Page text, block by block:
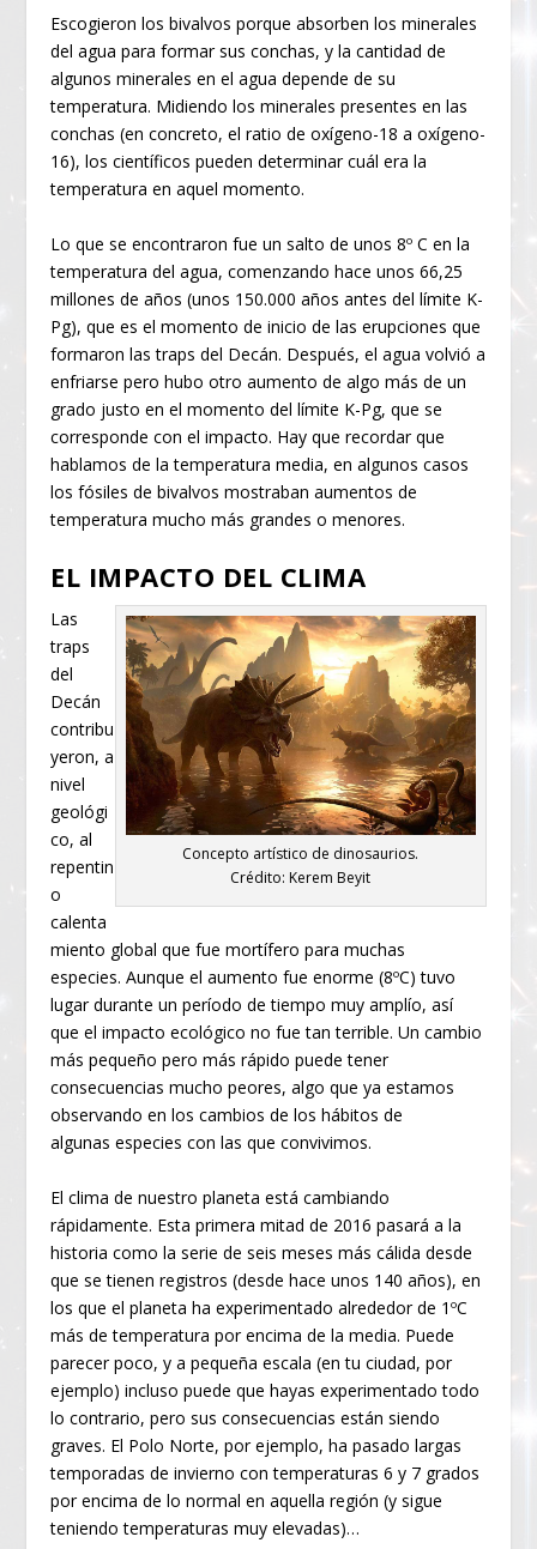
Escogieron los bivalvos porque absorben los minerales
del agua para formar sus conchas, y la cantidad de
algunos minerales en el agua depende de su
temperatura. Midiendo los minerales presentes en las
conchas (en concreto, el ratio de oxígeno-18 a oxígeno-
16), los científicos pueden determinar cuál era la
temperatura en aquel momento.
Lo que se encontraron fue un salto de unos 8º C en la
temperatura del agua, comenzando hace unos 66,25
millones de años (unos 150.000 años antes del límite K-
Pg), que es el momento de inicio de las erupciones que
formaron las traps del Decán. Después, el agua volvió a
enfriarse pero hubo otro aumento de algo más de un
grado justo en el momento del límite K-Pg, que se
corresponde con el impacto. Hay que recordar que
hablamos de la temperatura media, en algunos casos
los fósiles de bivalvos mostraban aumentos de
temperatura mucho más grandes o menores.
EL IMPACTO DEL CLIMA
Concepto artístico de dinosaurios.
Crédito: Kerem Beyit
Las
traps
del
Decán
contribu
yeron, a
nivel
geológi
co, al
repentin
o
calenta
miento global que fue mortífero para muchas
especies. Aunque el aumento fue enorme (8ºC) tuvo
lugar durante un período de tiempo muy amplío, así
que el impacto ecológico no fue tan terrible. Un cambio
más pequeño pero más rápido puede tener
consecuencias mucho peores, algo que ya estamos
observando en los cambios de los hábitos de
algunas especies con las que convivimos.
El clima de nuestro planeta está cambiando
rápidamente. Esta primera mitad de 2016 pasará a la
historia como la serie de seis meses más cálida desde
que se tienen registros (desde hace unos 140 años), en
los que el planeta ha experimentado alrededor de 1ºC
más de temperatura por encima de la media. Puede
parecer poco, y a pequeña escala (en tu ciudad, por
ejemplo) incluso puede que hayas experimentado todo
lo contrario, pero sus consecuencias están siendo
graves. El Polo Norte, por ejemplo, ha pasado largas
temporadas de invierno con temperaturas 6 y 7 grados
por encima de lo normal en aquella región (y sigue
teniendo temperaturas muy elevadas)…